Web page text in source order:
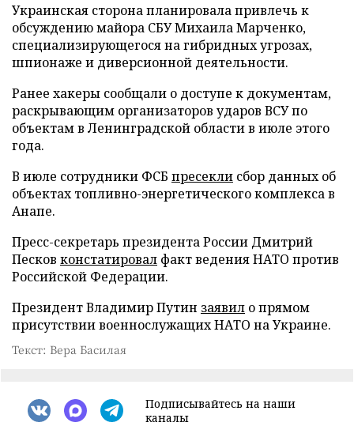
Украинская сторона планировала привлечь к
обсуждению майора СБУ Михаила Марченко,
специализирующегося на гибридных угрозах,
шпионаже и диверсионной деятельности.
Ранее хакеры сообщали о доступе к документам,
раскрывающим организаторов ударов ВСУ по
объектам в Ленинградской области в июле этого
года.
В июле сотрудники ФСБ пресекли сбор данных об
объектах топливно-энергетического комплекса в
Анапе.
Пресс-секретарь президента России Дмитрий
Песков констатировал факт ведения НАТО против
Российской Федерации.
Президент Владимир Путин заявил о прямом
присутствии военнослужащих НАТО на Украине.
Текст: Вера Басилая
Подписывайтесь на наши
каналы